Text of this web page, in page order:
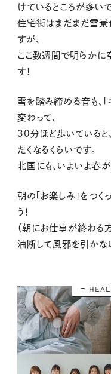
けているところが多いで
住宅街はまだまだ雪景
すが、
ここ数週間で明らかに
す！
雪を踏み締める音も、「
変わって、
30分ほど歩いていると
たくなるくらいです。
北国にも、いよいよ春
朝の「お楽しみ」をつく
う！
（朝にお仕事が終わる
油断して風邪を引かな